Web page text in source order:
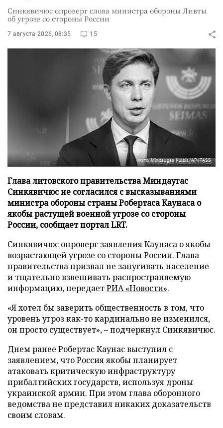
Синкявичюс опроверг слова министра обороны Ливты
об угрозе со стороны России
7 августа 2026, 08:35 15
Фото: Mindaugas Kulbis/AP/TASS
Глава литовского правительства Миндаугас
Синкявичюс не согласился с высказываниями
министра обороны страны Робертаса Каунаса о
якобы растущей военной угрозе со стороны
России, сообщает портал LRT.
Синкявичюс опроверг заявления Каунаса о якобы
возрастающей угрозе со стороны России. Глава
правительства призвал не запугивать население
и тщательно взвешивать распространяемую
информацию, передаетРИА «Новости».
«Я хотел бы заверить общественность в том, что
уровень угроз как-то кардинально не изменился,
он просто существует», – подчеркнул Синкявичюс.
Днем ранее Робертас Каунас выступил с
заявлением, что Россия якобы планирует
атаковать критическую инфраструктуру
прибалтийских государств, используя дроны
украинской армии. При этом глава оборонного
ведомства не представил никаких доказательств
своим словам.